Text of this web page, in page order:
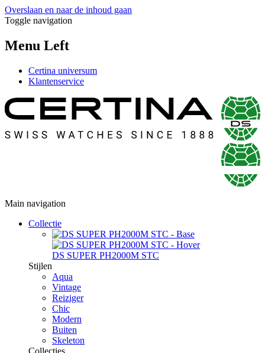
Overslaan en naar de inhoud gaan
Toggle navigation
Menu Left
Certina universum
Klantenservice
Main navigation
Collectie
DS SUPER PH2000M STC
Stijlen
Aqua
Vintage
Reiziger
Chic
Modern
Buiten
Skeleton